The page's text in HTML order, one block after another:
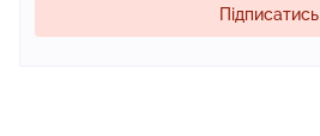
Підписатись